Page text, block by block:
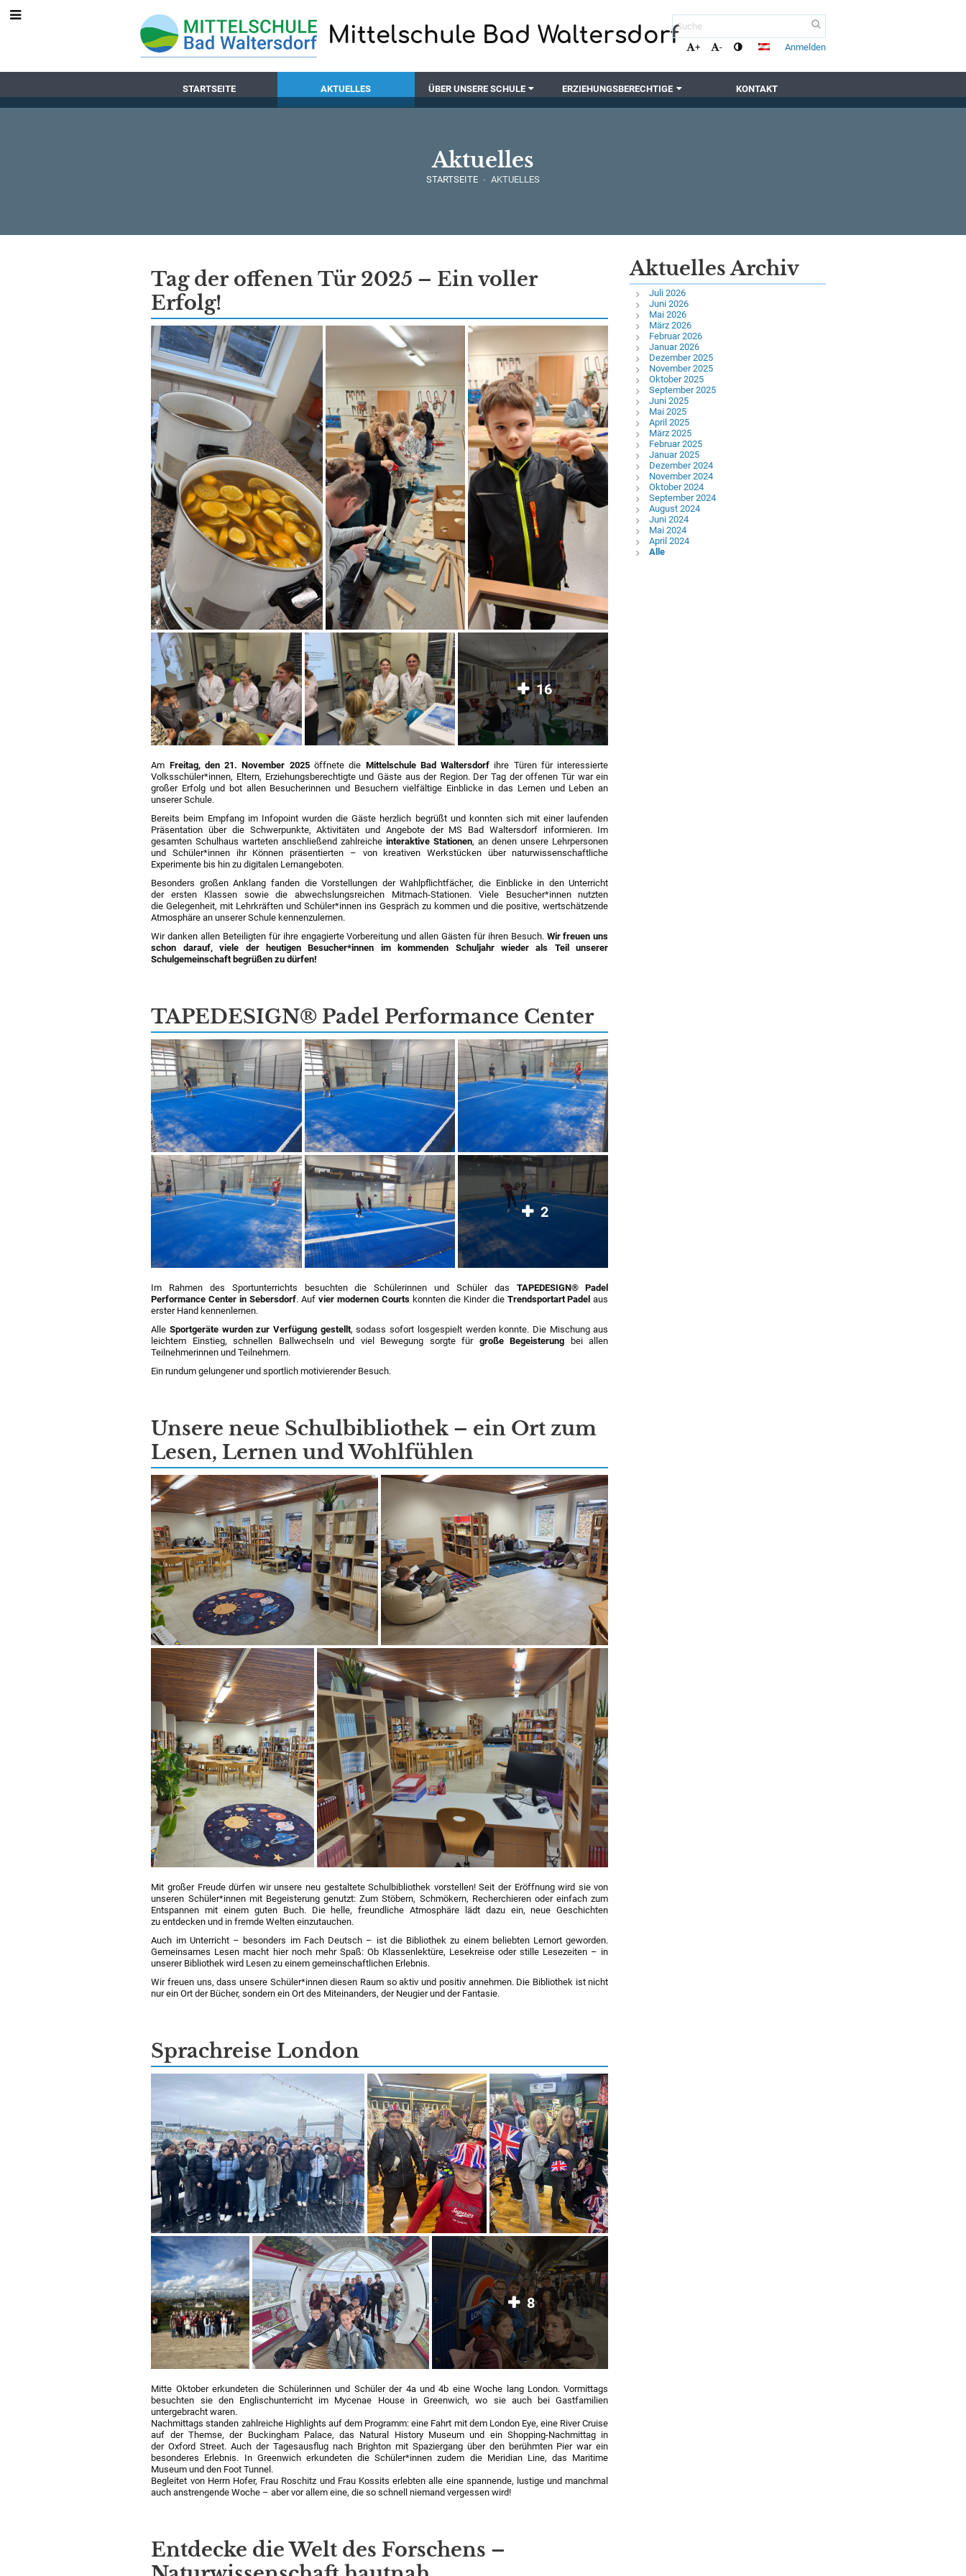
Mittelschule Bad Waltersdorf + - Anmelden
STARTSEITE AKTUELLES ÜBER UNSERE SCHULE ERZIEHUNGSBERECHTIGE KONTAKT
Aktuelles
STARTSEITE - AKTUELLES
Aktuelles
Tag der offenen Tür 2025 – Ein voller
Erfolg!
16
Am Freitag, den 21. November 2025öffnete die Mittelschule Bad Waltersdorf ihre Türen für interessierte
Volksschüler*innen, Eltern, Erziehungsberechtigte und Gäste aus der Region. Der Tag der offenen Tür war ein
großer Erfolg und bot allen Besucherinnen und Besuchern vielfältige Einblicke in das Lernen und Leben an
unserer Schule.
Bereits beim Empfang im Infopoint wurden die Gäste herzlich begrüßt und konnten sich mit einer laufenden
Präsentation über die Schwerpunkte, Aktivitäten und Angebote der MS Bad Waltersdorf informieren. Im
gesamten Schulhaus warteten anschließend zahlreicheinteraktive Stationen, an denen unsere Lehrpersonen
und Schüler*innen ihr Können präsentierten – von kreativen Werkstücken über naturwissenschaftliche
Experimente bis hin zu digitalen Lernangeboten.
Besonders großen Anklang fanden die Vorstellungen der Wahlpflichtfächer, die Einblicke in den Unterricht
der ersten Klassen sowie die abwechslungsreichen Mitmach-Stationen. Viele Besucher*innen nutzten
die Gelegenheit, mit Lehrkräften und Schüler*innen ins Gespräch zu kommen und die positive, wertschätzende
Atmosphäre an unserer Schule kennenzulernen.
Wir danken allen Beteiligten für ihre engagierte Vorbereitung und allen Gästen für ihren Besuch. Wir freuen uns
schon darauf, viele der heutigen Besucher*innen im kommenden Schuljahr wieder als Teil unserer
Schulgemeinschaft begrüßen zu dürfen!
TAPEDESIGN® Padel Performance Center
2
Im Rahmen des Sportunterrichts besuchten die Schülerinnen und Schüler das
TAPEDESIGN® Padel
Performance Center in Sebersdorf. Auf vier modernen Courts konnten die Kinder die Trendsportart Padel aus
erster Hand kennenlernen.
Alle Sportgeräte wurden zur Verfügung gestellt, sodass sofort losgespielt werden konnte. Die Mischung aus
leichtem Einstieg, schnellen Ballwechseln und viel Bewegung sorgte für große Begeisterung
bei allen
Teilnehmerinnen und Teilnehmern.
Ein rundum gelungener und sportlich motivierender Besuch.
Unsere neue Schulbibliothek – ein Ort zum
Lesen, Lernen und Wohlfühlen
Mit großer Freude dürfen wir unsere neu gestaltete Schulbibliothek vorstellen! Seit der Eröffnung wird sie von
unseren Schüler*innen mit Begeisterung genutzt: Zum Stöbern, Schmökern, Recherchieren oder einfach zum
Entspannen mit einem guten Buch. Die helle, freundliche Atmosphäre lädt dazu ein, neue Geschichten
zu entdecken und in fremde Welten einzutauchen.
Auch im Unterricht – besonders im Fach Deutsch – ist die Bibliothek zu einem beliebten Lernort geworden.
Gemeinsames Lesen macht hier noch mehr Spaß: Ob Klassenlektüre, Lesekreise oder stille Lesezeiten – in
unserer Bibliothek wird Lesen zu einem gemeinschaftlichen Erlebnis.
Wir freuen uns, dass unsere Schüler*innen diesen Raum so aktiv und positiv annehmen. Die Bibliothek ist nicht
nur ein Ort der Bücher, sondern ein Ort des Miteinanders, der Neugier und der Fantasie.
Sprachreise London
8
Mitte Oktober erkundeten die Schülerinnen und Schüler der 4a und 4b eine Woche lang London. Vormittags
besuchten sie den Englischunterricht im Mycenae House in Greenwich, wo sie auch bei Gastfamilien
untergebracht waren.
Nachmittags standen zahlreiche Highlights auf dem Programm: eine Fahrt mit dem London Eye, eine River Cruise
auf der Themse, der Buckingham Palace, das Natural History Museum und ein Shopping-Nachmittag in
der Oxford Street. Auch der Tagesausflug nach Brighton mit Spaziergang über den berühmten Pier war ein
besonderes Erlebnis. In Greenwich erkundeten die Schüler*innen zudem die Meridian Line, das Maritime
Museum und den Foot Tunnel.
Begleitet von Herrn Hofer, Frau Roschitz und Frau Kossits erlebten alle eine spannende, lustige und manchmal
auch anstrengende Woche – aber vor allem eine, die so schnell niemand vergessen wird!
Entdecke die Welt des Forschens –
Aktuelles Archiv
Juli 2026
Juni 2026
Mai 2026
März 2026
Februar 2026
Januar 2026
Dezember 2025
November 2025
Oktober 2025
September 2025
Juni 2025
Mai 2025
April 2025
März 2025
Februar 2025
Januar 2025
Dezember 2024
November 2024
Oktober 2024
September 2024
August 2024
Juni 2024
Mai 2024
April 2024
Alle